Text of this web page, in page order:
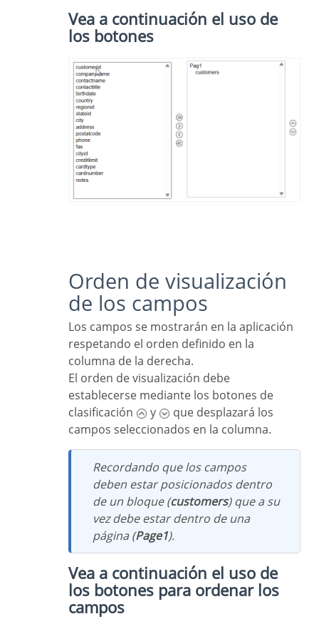
Vea a continuación el uso de
los botones
Orden de visualización
de los campos
Los campos se mostrarán en la aplicación
respetando el orden definido en la
columna de la derecha.
El orden de visualización debe
establecerse mediante los botones de
clasificación
y
que desplazará los
campos seleccionados en la columna.
Recordando que los campos
deben estar posicionados dentro
de un bloque (customers) que a su
vez debe estar dentro de una
página (Page1).
Vea a continuación el uso de
los botones para ordenar los
campos